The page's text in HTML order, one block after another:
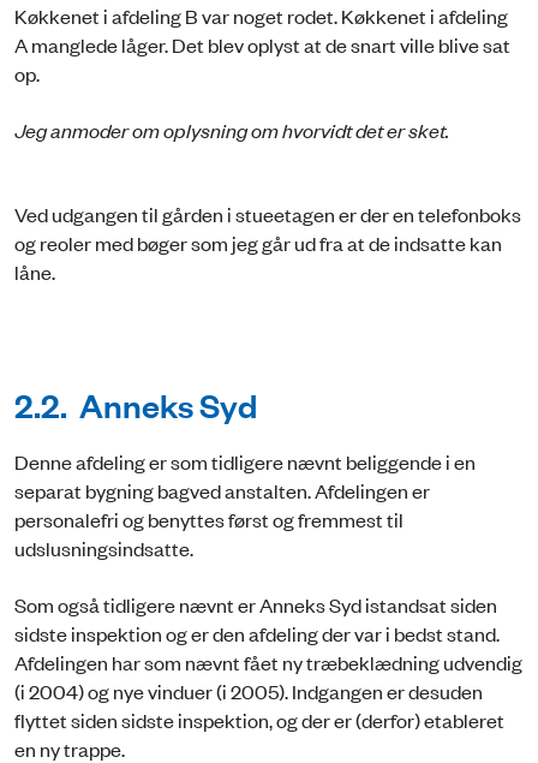
Køkkenet i afdeling B var noget rodet. Køkkenet i afdeling
A manglede låger. Det blev oplyst at de snart ville blive sat
op.
Jeg anmoder om oplysning om hvorvidt det er sket.
Ved udgangen til gården i stueetagen er der en telefonboks
og reoler med bøger som jeg går ud fra at de indsatte kan
låne.
2.2. Anneks Syd
Denne afdeling er som tidligere nævnt beliggende i en
separat bygning bagved anstalten. Afdelingen er
personalefri og benyttes først og fremmest til
udslusningsindsatte.
Som også tidligere nævnt er Anneks Syd istandsat siden
sidste inspektion og er den afdeling der var i bedst stand.
Afdelingen har som nævnt fået ny træbeklædning udvendig
(i 2004) og nye vinduer (i 2005). Indgangen er desuden
flyttet siden sidste inspektion, og der er (derfor) etableret
en ny trappe.